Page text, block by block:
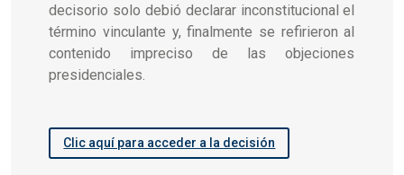
decisorio solo debió declarar inconstitucional el
término vinculante y, finalmente se refirieron al
contenido impreciso de las objeciones
presidenciales.
Clic aquí para acceder a la decisión